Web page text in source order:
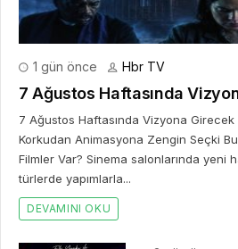
1 gün önce Hbr TV
7 Ağustos Haftasında
7 Ağustos Haftasında Vizyona Girecek
Korkudan Animasyona Zengin Seçki
Filmler Var? Sinema salonlarında yeni
türlerde yapımlarla...
DEVAMINI OKU